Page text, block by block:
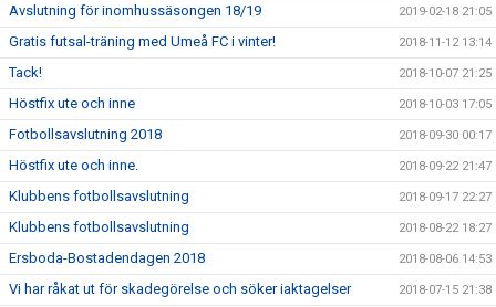
Avslutning för inomhussäsongen 18/19 2019-02-18 21:05
Gratis futsal-träning med Umeå FC i vinter! 2018-11-12 13:14
Tack! 2018-10-07 21:25
Höstfix ute och inne 2018-10-03 17:05
Fotbollsavslutning 2018 2018-09-30 00:17
Höstfix ute och inne. 2018-09-22 21:47
Klubbens fotbollsavslutning 2018-09-17 22:27
Klubbens fotbollsavslutning 2018-08-22 18:27
Ersboda-Bostadendagen 2018 2018-08-06 14:53
Vi har råkat ut för skadegörelse och söker iaktagelser 2018-07-15 21:38